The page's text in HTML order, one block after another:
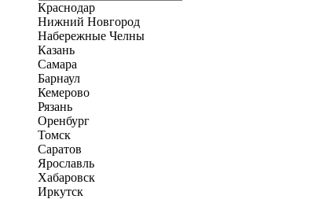
Краснодар
Нижний Новгород
Набережные Челны
Казань
Самара
Барнаул
Кемерово
Рязань
Оренбург
Томск
Саратов
Ярославль
Хабаровск
Иркутск